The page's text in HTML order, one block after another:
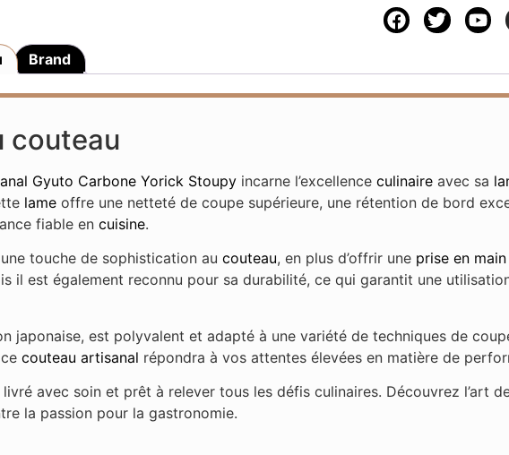
Brand
couteau
Gyuto Carbone Yorick Stoupy incarne l’excellenceculinaire avec sa
lame offre une netteté de coupe supérieure, une rétention de bord
fiable encuisine.
touche de sophistication aucouteau, en plus d’offrir une prise en main
il est également reconnu pour sa durabilité, ce qui garantit une
japonaise, est polyvalent et adapté à une variété de techniques de
cecouteau artisanal répondra à vos attentes élevées en matière de
livré avec soin et prêt à relever tous les défis culinaires. Découvrez l’art
la passion pour la gastronomie.